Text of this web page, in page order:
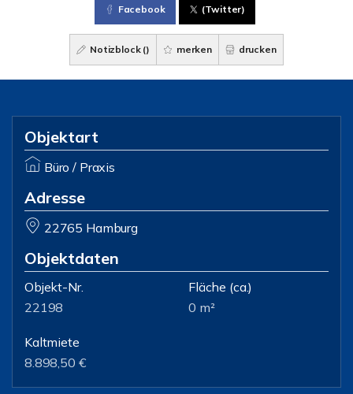
Facebook (Twitter)
Notizblock () merken drucken
Objektart
Büro / Praxis
Adresse
22765 Hamburg
Objektdaten
Objekt-Nr.
22198
Fläche (ca.)
0 m²
Kaltmiete
8.898,50 €